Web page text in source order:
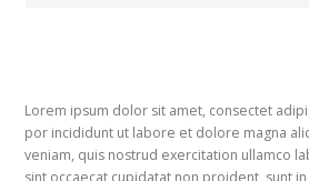
Lorem ipsum dolor sit amet, consectet
por incididunt ut labore et dolore magna
veniam, quis nostrud exercitation ullamco
sint occaecat cupidatat non proident, sunt